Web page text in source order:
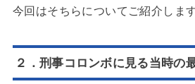
今回はそちらについてご紹介します
２．刑事コロンボに見る当時の